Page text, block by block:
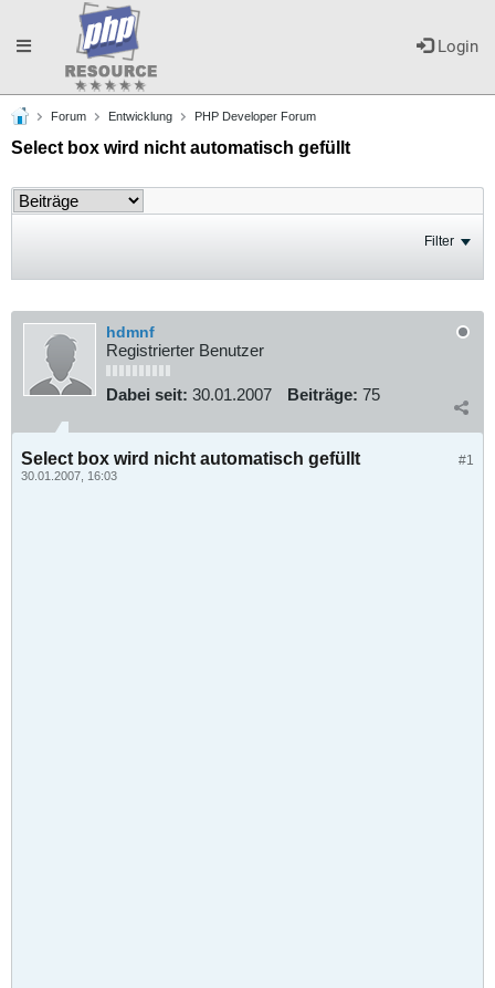
Login
Toggle
navigation
Forum Entwicklung PHP Developer Forum
Select box wird nicht automatisch gefüllt
Filter
hdmnf
Registrierter Benutzer
Dabei seit: 30.01.2007 Beiträge: 75
#1
Select box wird nicht automatisch gefüllt
30.01.2007, 16:03